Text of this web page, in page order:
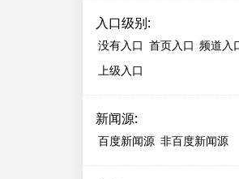
入口级别:
没有入口 首页入口 频道入
上级入口
新闻源:
百度新闻源 非百度新闻源